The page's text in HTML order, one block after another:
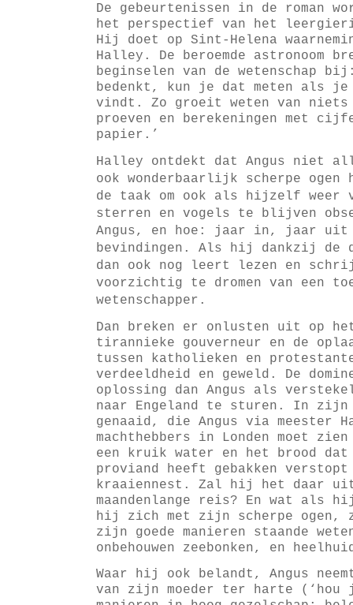
De gebeurtenissen in de roman
het perspectief van het
Hij doet op Sint-Helena
Halley. De beroemde astronoom
beginselen van de wetenschap
bedenkt, kun je dat meten als je
vindt. Zo groeit weten van
proeven en berekeningen met
papier.’
Halley ontdekt dat Angus niet
ook wonderbaarlijk scherpe
de taak om ook als hijzelf weer
sterren en vogels te blijven
Angus, en hoe: jaar in, jaar
bevindingen.
Als hij dankzij de
dan ook nog leert lezen en
voorzichtig te dromen van een
wetenschapper.
Dan breken er onlusten uit op
tirannieke gouverneur en de
tussen katholieken en
verdeeldheid en geweld. De
oplossing dan Angus als
naar Engeland te sturen. In
genaaid, die Angus via meester
machthebbers in Londen moet
een kruik water en het brood
proviand heeft gebakken
kraaiennest. Zal hij het daar
maandenlange reis? En wat als
hij zich met zijn scherpe ogen,
zijn goede manieren staande
onbehouwen zeebonken, en
Waar hij ook belandt, Angus
van zijn moeder ter harte (‘hou